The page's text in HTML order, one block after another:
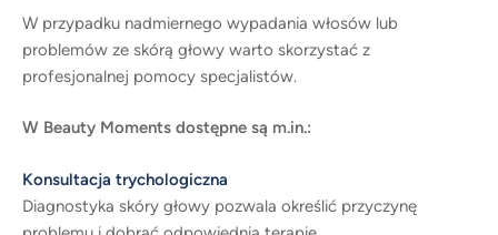
W przypadku nadmiernego wypadania włosów lub
problemów ze skórą głowy warto skorzystać z
profesjonalnej pomocy specjalistów.
W Beauty Moments dostępne są m.in.:
Konsultacja trychologiczna
Diagnostyka skóry głowy pozwala określić przyczynę